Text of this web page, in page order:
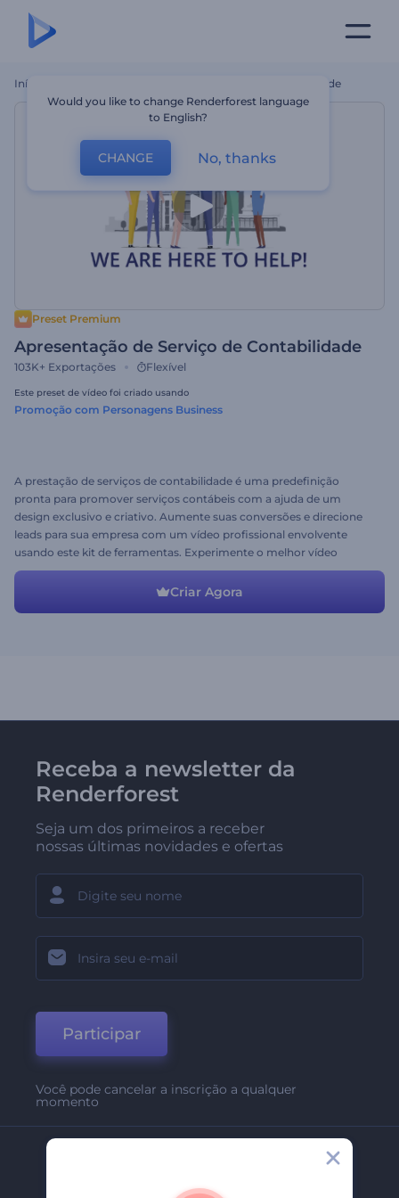
Início Apresentação De Serviço De Contabilidade
Preset Premium
Apresentação de Serviço de Contabilidade
103K+ Exportações Flexível
Este preset de vídeo foi criado usando
Promoção com Personagens Business
A prestação de serviços de contabilidade é uma predefinição
pronta para promover serviços contábeis com a ajuda de um
design exclusivo e criativo. Aumente suas conversões e direcione
leads para sua empresa com um vídeo profissional envolvente
usando este kit de ferramentas. Experimente o melhor vídeo
promocional de negócios hoje!
Criar Agora
Receba a newsletter da
Renderforest
Seja um dos primeiros a receber
nossas últimas novidades e ofertas
Participar
Você pode cancelar a inscrição a qualquer
momento
Sobre Nós
Would you like to change Renderforest language
to English?
CHANGE No, thanks